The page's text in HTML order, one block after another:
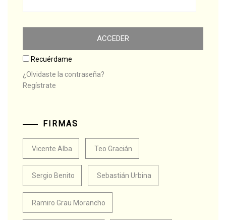
Recuérdame
¿Olvidaste la contraseña?
Regístrate
FIRMAS
Vicente Alba Teo Gracián
Sergio Benito Sebastián Urbina
Ramiro Grau Morancho